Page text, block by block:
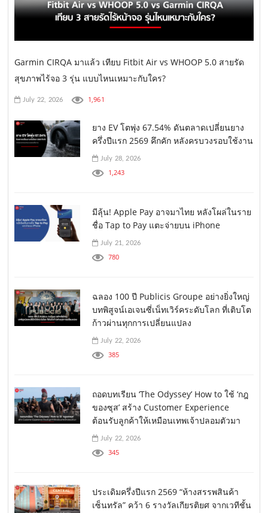
Garmin CIRQA มาแล้ว เทียบ Fitbit Air vs WHOOP 5.0 สายรัด
สุขภาพไร้จอ 3 รุ่น แบบไหนเหมาะกับใคร?
July 22, 2026 1,961
ยาง EV โตพุ่ง 67.54% ดันตลาดเปลี่ยนยาง
ครึ่งปีแรก 2569 คึกคัก หลังครบวงรอบใช้งาน
July 28, 2026
1,243
มีลุ้น! Apple Pay อาจมาไทย หลังโผล่ในราย
ชื่อ Tap to Pay แตะจ่ายบน iPhone
July 21, 2026
780
ฉลอง 100 ปี Publicis Groupe อย่างยิ่งใหญ่
บทพิสูจน์เอเจนซี่เน็ทเวิร์คระดับโลก ที่เติบโต
ก้าวผ่านทุกการเปลี่ยนแปลง
July 22, 2026
385
ถอดบทเรียน ‘The Odyssey’ How to ใช้ ‘กฎ
ของซุส’ สร้าง Customer Experience
ต้อนรับลูกค้าให้เหมือนเทพเจ้าปลอมตัวมา
July 22, 2026
345
ประเดิมครึ่งปีแรก 2569 “ห้างสรรพสินค้า
เซ็นทรัล” คว้า 6 รางวัลเกียรติยศ จากเวทีชั้น